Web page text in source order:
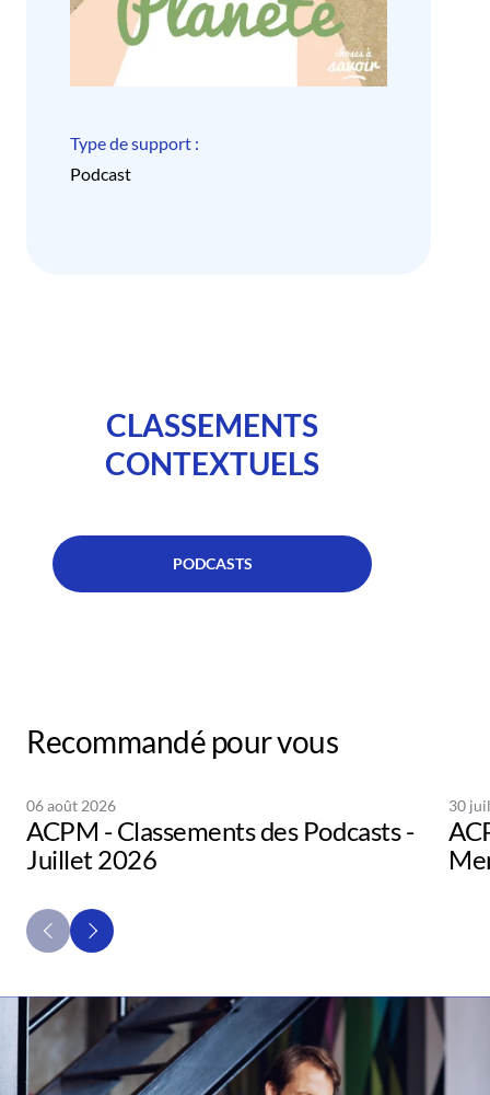
Type de support :
Podcast
CLASSEMENTS
CONTEXTUELS
PODCASTS
Recommandé pour vous
06 août 2026
ACPM - Classements des Podcasts -
Juillet 2026
30